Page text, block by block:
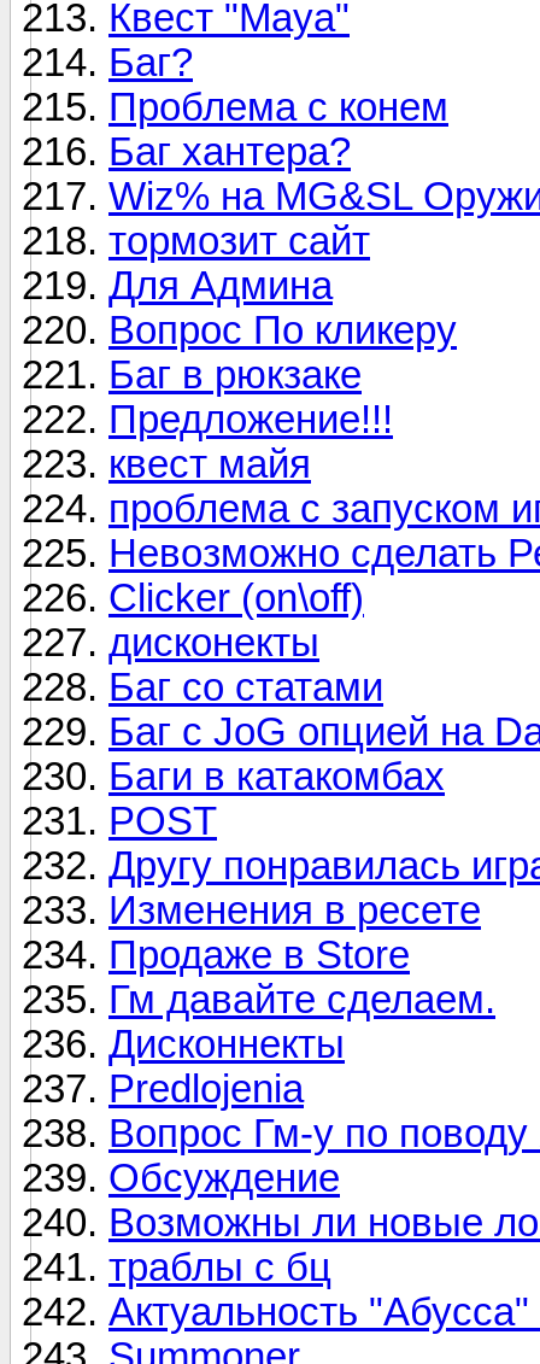
Квест "Maya"
Баг?
Проблема с конем
Баг хантера?
Wiz% на MG&SL
тормозит сайт
Для Админа
Вопрос По кликеру
Баг в рюкзаке
Предложение!!!
квест майя
проблема с запуском
Невозможно сделать
Clicker (on\off)
дисконекты
Баг со статами
Баг с JoG опцией на
Баги в катакомбах
POST
Другу понравилась
Изменения в ресете
Продаже в Store
Гм давайте сделаем.
Дисконнекты
Predlojenia
Вопрос Гм-у по
Обсуждение
Возможны ли новые
траблы с бц
Актуальность